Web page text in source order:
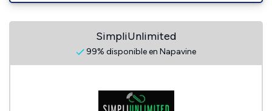
SimpliUnlimited
99% disponible en Napavine